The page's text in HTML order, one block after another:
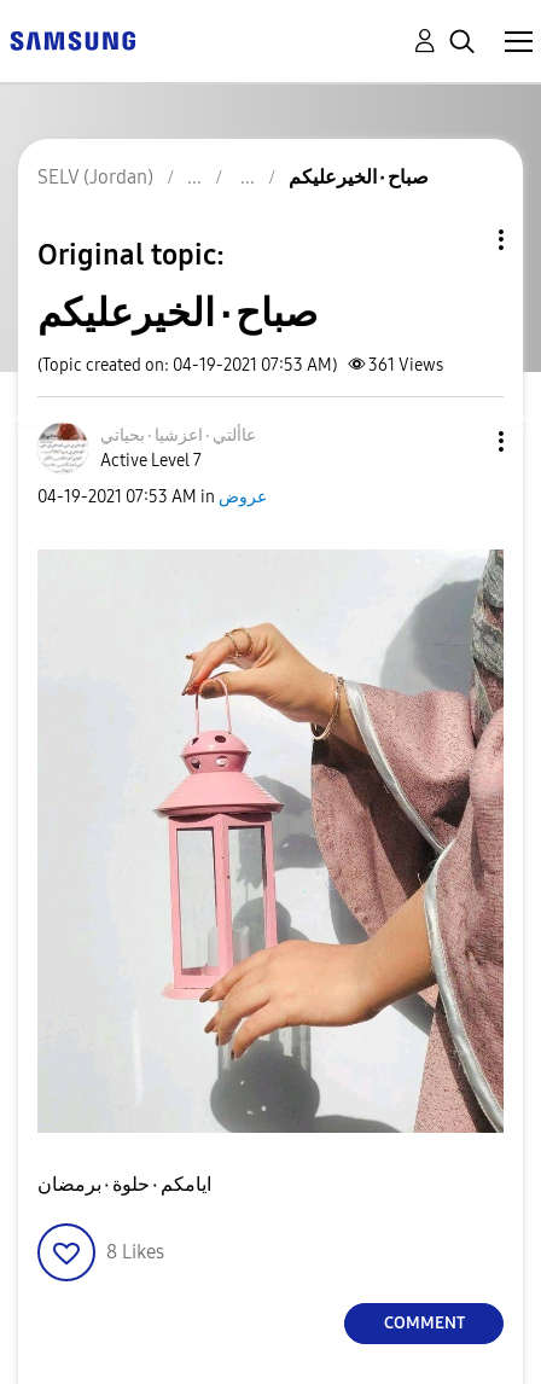
SELV (Jordan) صباح٠الخيرعليكم
Original topic:
صباح٠الخيرعليكم
(Topic created on: 04-19-2021 07:53 AM) 361 Views
عاألتي٠اعزشيا٠ب
حياتي
Active Level 7
‎04-19-2021 07:53 AM in عروض
ايامكم٠حلوة٠برمضان
8 Likes
COMMENT